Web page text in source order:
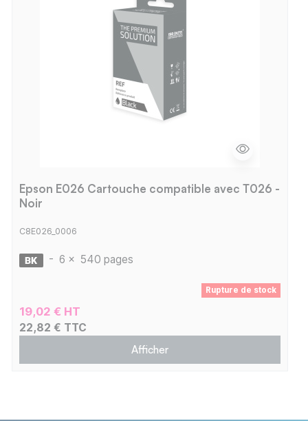
Epson E026 Cartouche compatible avec T026 -
Noir
C8E026_0006
- 6 x 540 pages
Rupture de stock
19,02 € HT
22,82 € TTC
Afficher